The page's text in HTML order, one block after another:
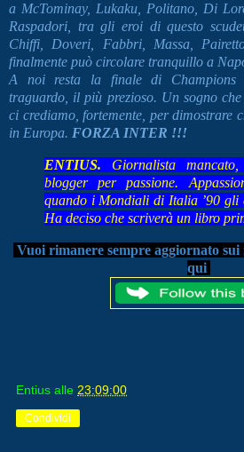
a McTominay, Lukaku, Politano, Di
Raspadori, tra gli eroi di questo
Chiffi, Doveri, Fabbri, Massa,
finalmente può circolare tranquillo a
A noi resta la finale di Champions
traguardo, il più prezioso. Un sogno
ci crediamo, fortemente, per dimostrare
in Europa. FORZA INTER !!!
ENTIUS. Giornalista mancato,
blogger per passione.
quando i Mondiali di Italia ’90 gli
Ha deciso che scriverà un libro
Vuoi rimanere sempre aggiornato
qui
Entius alle 23:09:00
Condividi